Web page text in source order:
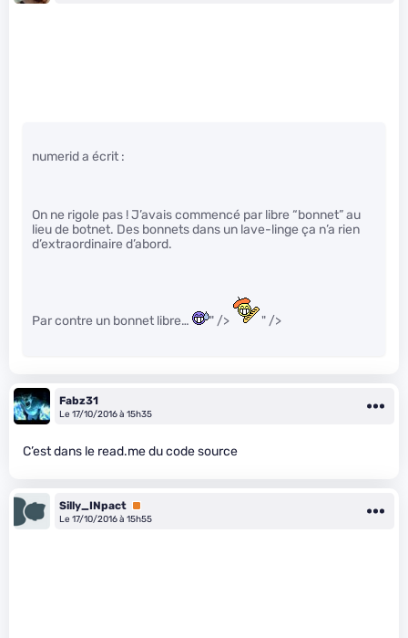
numerid a écrit :
On ne rigole pas ! J’avais commencé par libre “bonnet” au
lieu de botnet. Des bonnets dans un lave-linge ça n’a rien
d’extraordinaire d’abord.
Par contre un bonnet libre… " /> " />
Fabz31
Le 17/10/2016 à 15h35
C’est dans le read.me du code source
Silly_INpact Premium
Le 17/10/2016 à 15h55